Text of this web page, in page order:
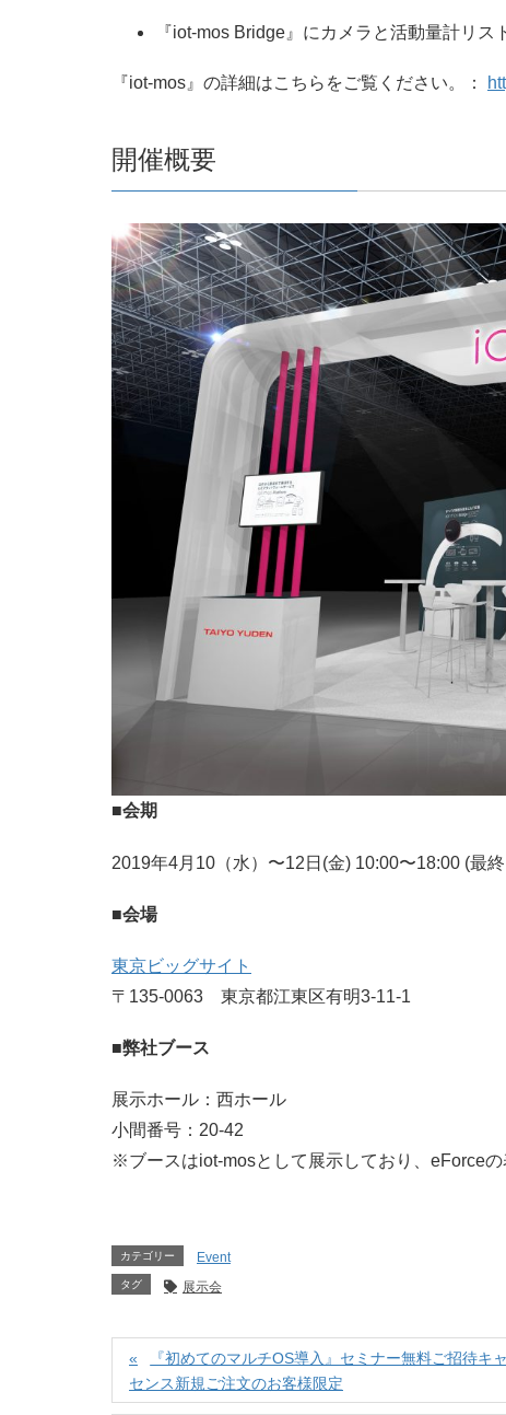
『iot-mos Bridge』にカメラと活動量計リ
『iot-mos』の詳細はこちらをご覧ください。：
開催概要
■会期
2019年4月10（水）〜12日(金) 10:00〜18:00 (最終
■会場
東京ビッグサイト
〒135-0063 東京都江東区有明3-11-1
■弊社ブース
展示ホール：西ホール
小間番号：20-42
※ブースはiot-mosとして展示しており、eForceの
カテゴリー Event
タグ 展示会
『初めてのマルチOS導入』セミナー無料ご招待
センス新規ご注文のお客様限定